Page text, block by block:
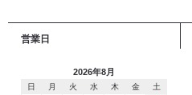
営業日
2026年8月
日 月 火 水 木 金
土